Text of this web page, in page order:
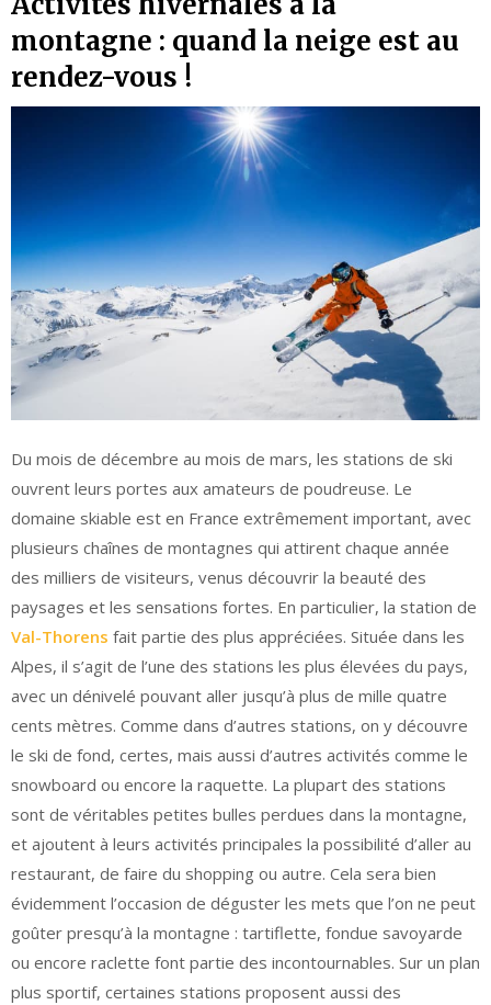
montagne : quand la neige est au
rendez-vous !
Du mois de décembre au mois de mars, les stations de ski
ouvrent leurs portes aux amateurs de poudreuse. Le
domaine skiable est en France extrêmement important, avec
plusieurs chaînes de montagnes qui attirent chaque année
des milliers de visiteurs, venus découvrir la beauté des
paysages et les sensations fortes. En particulier, la station de
Val-Thorens fait partie des plus appréciées. Située dans les
Alpes, il s’agit de l’une des stations les plus élevées du pays,
avec un dénivelé pouvant aller jusqu’à plus de mille quatre
cents mètres. Comme dans d’autres stations, on y découvre
le ski de fond, certes, mais aussi d’autres activités comme le
snowboard ou encore la raquette. La plupart des stations
sont de véritables petites bulles perdues dans la montagne,
et ajoutent à leurs activités principales la possibilité d’aller au
restaurant, de faire du shopping ou autre. Cela sera bien
évidemment l’occasion de déguster les mets que l’on ne peut
goûter presqu’à la montagne : tartiflette, fondue savoyarde
ou encore raclette font partie des incontournables. Sur un plan
plus sportif, certaines stations proposent aussi des